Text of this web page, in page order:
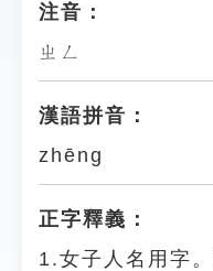
注音：
ㄓㄥ
漢語拼音：
zhēng
正字釋義：
1.女子人名用字